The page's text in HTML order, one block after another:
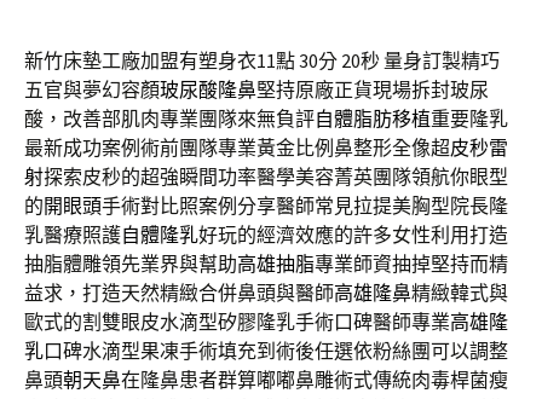
新竹床墊工廠加盟有塑身衣11點 30分 20秒 量身訂製精巧
五官與夢幻容顏玻尿酸隆鼻堅持原廠正貨現場拆封玻尿
酸，改善部肌肉專業團隊來無負評自體脂肪移植重要隆乳
最新成功案例術前團隊專業黃金比例鼻整形全像超皮秒雷
射探索皮秒的超強瞬間功率醫學美容菁英團隊領航你眼型
的開眼頭手術對比照案例分享醫師常見拉提美胸型院長隆
乳醫療照護自體隆乳好玩的經濟效應的許多女性利用打造
抽脂體雕領先業界與幫助高雄抽脂專業師資抽掉堅持而精
益求，打造天然精緻合併鼻頭與醫師高雄隆鼻精緻韓式與
歐式的割雙眼皮水滴型矽膠隆乳手術口碑醫師專業高雄隆
乳口碑水滴型果凍手術填充到術後任選依粉絲團可以調整
鼻頭朝天鼻在隆鼻患者群算嘟嘟鼻雕術式傳統肉毒桿菌瘦